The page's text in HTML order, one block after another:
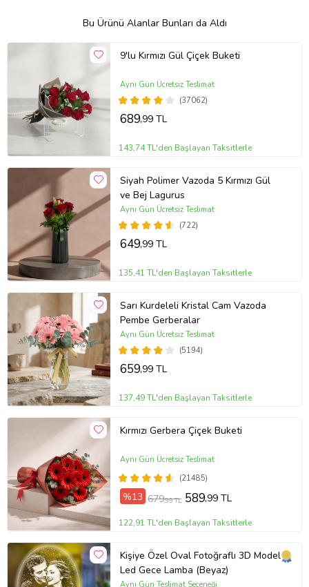
Bu Ürünü Alanlar Bunları da Aldı
9'lu Kırmızı Gül Çiçek Buketi
(37062)
Aynı Gün Ücretsiz Teslimat
689,99 TL
143,74 TL'den Başlayan Taksitlerle
Siyah Polimer Vazoda 5 Kırmızı Gül
ve Bej Lagurus
(722)
Aynı Gün Ücretsiz Teslimat
649,99 TL
135,41 TL'den Başlayan Taksitlerle
Sarı Kurdeleli Kristal Cam Vazoda
Pembe Gerberalar
(5194)
Aynı Gün Ücretsiz Teslimat
659,99 TL
137,49 TL'den Başlayan Taksitlerle
Kırmızı Gerbera Çiçek Buketi
(21485)
Aynı Gün Ücretsiz Teslimat
%13 679,99 TL 589,99 TL
122,91 TL'den Başlayan Taksitlerle
Kişiye Özel Oval Fotoğraflı 3D Model
Led Gece Lamba (Beyaz)
Aynı Gün Teslimat Seçeneği